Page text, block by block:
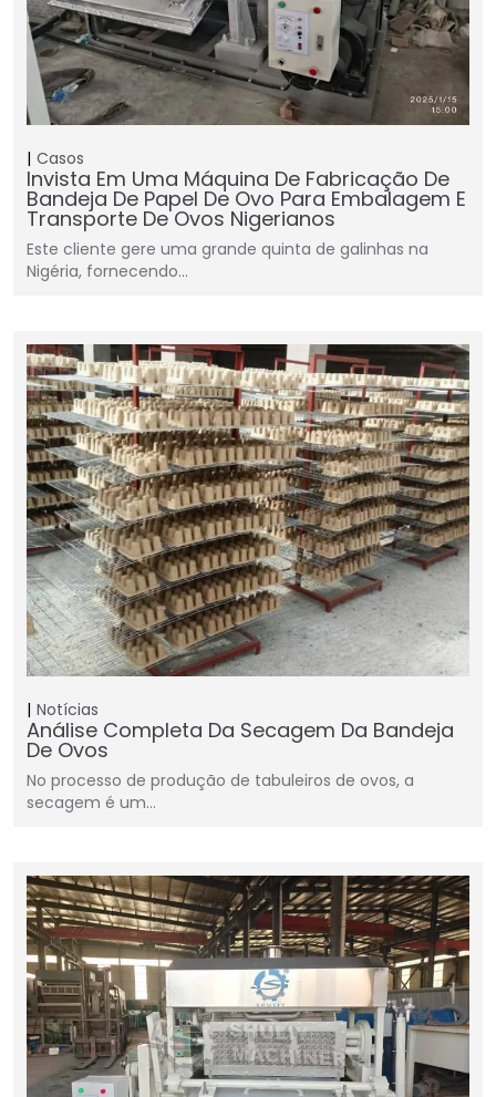
Casos
Invista Em Uma Máquina De Fabricação De
Bandeja De Papel De Ovo Para Embalagem E
Transporte De Ovos Nigerianos
Este cliente gere uma grande quinta de galinhas na
Nigéria, fornecendo…
Notícias
Análise Completa Da Secagem Da Bandeja
De Ovos
No processo de produção de tabuleiros de ovos, a
secagem é um…